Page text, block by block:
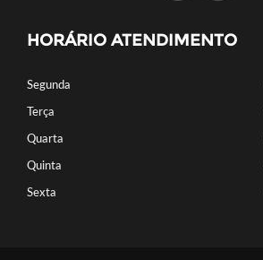
HORÁRIO ATENDIMENTO
Segunda
Terça
Quarta
Quinta
Sexta